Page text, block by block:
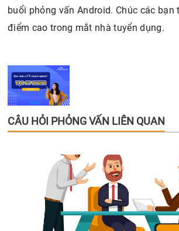
CÂU HỎI PHỎNG VẤN LIÊN QUAN
Cách đặt câu hỏi cho nhà tuyển dụng giúp
Nguyễn Minh Tâm03 - 08 - 2020